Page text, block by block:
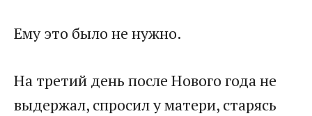
Ему это было не нужно.
На третий день после Нового года не
выдержал, спросил у матери, старясь